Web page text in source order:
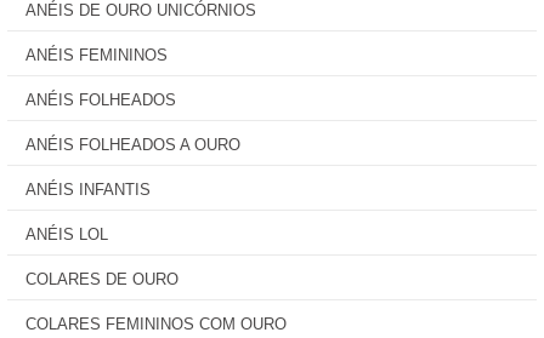
ANÉIS DE OURO UNICÓRNIOS
ANÉIS FEMININOS
ANÉIS FOLHEADOS
ANÉIS FOLHEADOS A OURO
ANÉIS INFANTIS
ANÉIS LOL
COLARES DE OURO
COLARES FEMININOS COM OURO